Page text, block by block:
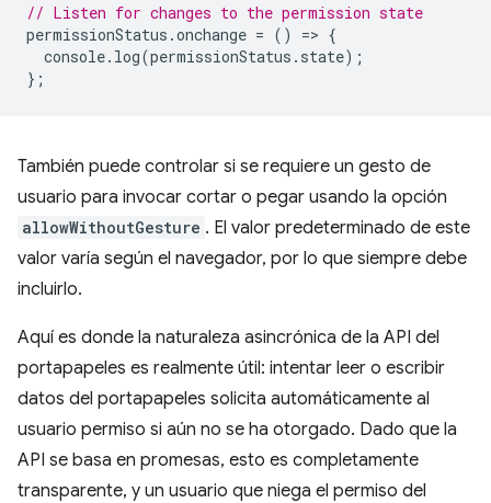
// Listen for changes to the permission state
permissionStatus .onchange = () => {
console. log(permissionStatus . state);
};
También puede controlar si se requiere un gesto de
usuario para invocar cortar o pegar usando la opción
allowWithoutGesture . El valor predeterminado de este
valor varía según el navegador, por lo que siempre debe
incluirlo.
Aquí es donde la naturaleza asincrónica de la API del
portapapeles es realmente útil: intentar leer o escribir
datos del portapapeles solicita automáticamente al
usuario permiso si aún no se ha otorgado. Dado que la
API se basa en promesas, esto es completamente
transparente, y un usuario que niega el permiso del